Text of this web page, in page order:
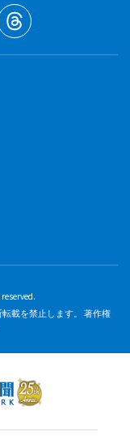
載を禁止します。 著作権